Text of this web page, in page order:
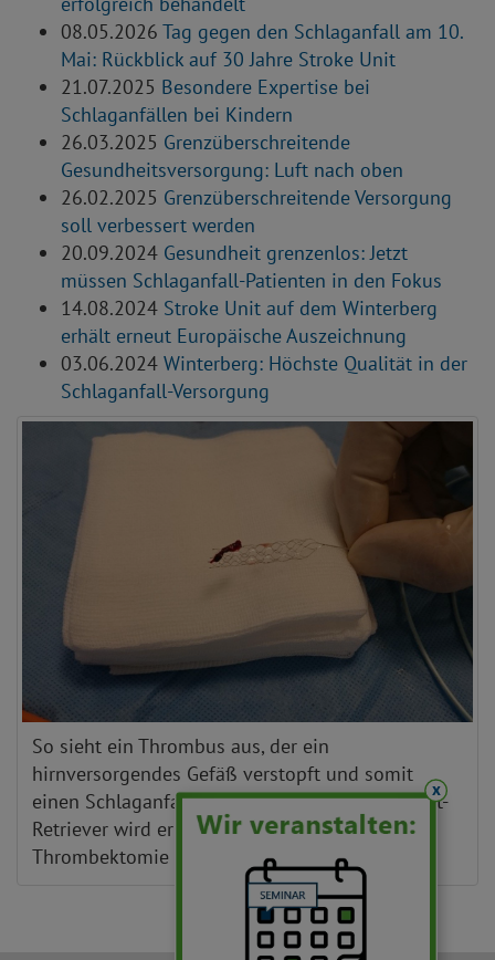
08.05.2026 Tag gegen den Schlaganfall am 10.
Mai: Rückblick auf 30 Jahre Stroke Unit
21.07.2025 Besondere Expertise bei
Schlaganfällen bei Kindern
26.03.2025 Grenzüberschreitende
Gesundheitsversorgung: Luft nach oben
26.02.2025 Grenzüberschreitende Versorgung
soll verbessert werden
20.09.2024 Gesundheit grenzenlos: Jetzt
müssen Schlaganfall-Patienten in den Fokus
14.08.2024 Stroke Unit auf dem Winterberg
erhält erneut Europäische Auszeichnung
03.06.2024 Winterberg: Höchste Qualität in der
Schlaganfall-Versorgung
So sieht ein Thrombus aus, der ein
hirnversorgendes Gefäß verstopft und somit
einen Schlaganfall ausgelöst hat. Mit dem Stent-
Retriever wird er via Katheter im Rahmen einer
Thrombektomie entfernt.
x